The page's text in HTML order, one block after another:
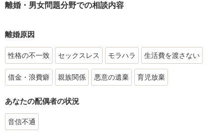
離婚・男女問題分野での相談内容
離婚原因
性格の不一致 セックスレス モラハラ 生活費を渡さない
借金・浪費癖 親族関係 悪意の遺棄 育児放棄
あなたの配偶者の状況
音信不通